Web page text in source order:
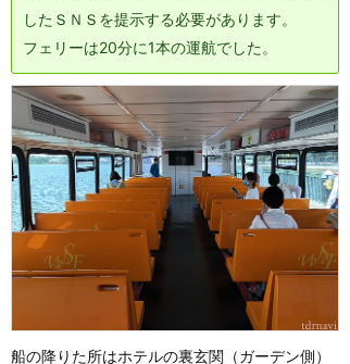
したＳＮＳを提示する必要があります。
フェリーは20分に1本の運航でした。
船の降りた所はホテルの裏玄関（ガーデン側）